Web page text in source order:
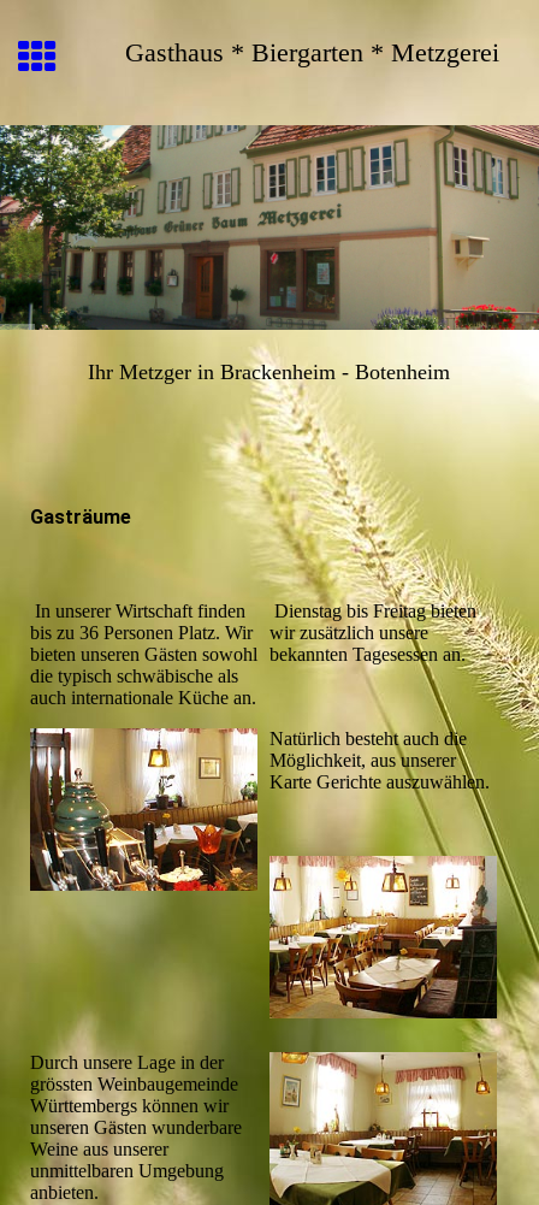
Gasthaus * Biergarten * Metzgerei
Ihr Metzger in Brackenheim - Botenheim
Gasträume
In unserer Wirtschaft finden
bis zu 36 Personen Platz. Wir
bieten unseren Gästen sowohl
die typisch schwäbische als
auch internationale Küche an.
Dienstag bis Freitag bieten
wir zusätzlich unsere
bekannten Tagesessen an.
Natürlich besteht auch die
Möglichkeit, aus unserer
Karte Gerichte auszuwählen.
Durch unsere Lage in der
grössten Weinbaugemeinde
Württembergs können wir
unseren Gästen wunderbare
Weine aus unserer
unmittelbaren Umgebung
anbieten.